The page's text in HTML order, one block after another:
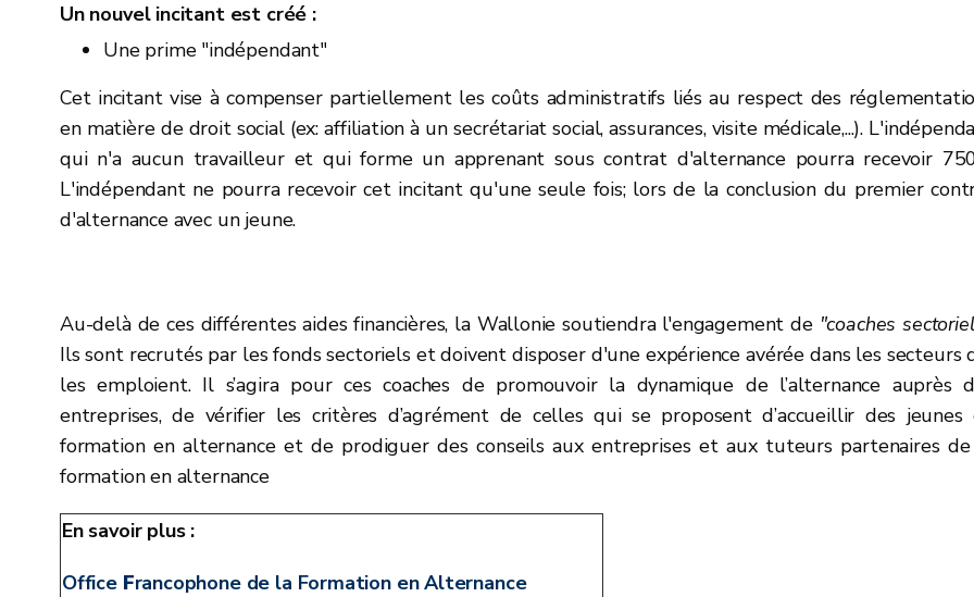
Un nouvel incitant est créé :
Une prime "indépendant"
Cet incitant vise à compenser partiellement les coûts administratifs liés au respect des
en matière de droit social (ex: affiliation à un secrétariat social, assurances, visite médicale,...).
qui n'a aucun travailleur et qui forme un apprenant sous contrat d'alternance pourra recevoir
L'indépendant ne pourra recevoir cet incitant qu'une seule fois; lors de la conclusion du premier
d'alternance avec un jeune.
Au-delà de ces différentes aides financières, la Wallonie soutiendra l'engagement de "coaches
Ils sont recrutés par les fonds sectoriels et doivent disposer d'une expérience avérée dans les secteurs
les emploient. Il s’agira pour ces coaches de promouvoir la dynamique de l’alternance auprès
entreprises, de vérifier les critères d’agrément de celles qui se proposent d’accueillir des jeunes
formation en alternance et de prodiguer des conseils aux entreprises et aux tuteurs partenaires
formation en alternance
En savoir plus :
Office Francophone de la Formation en Alternance